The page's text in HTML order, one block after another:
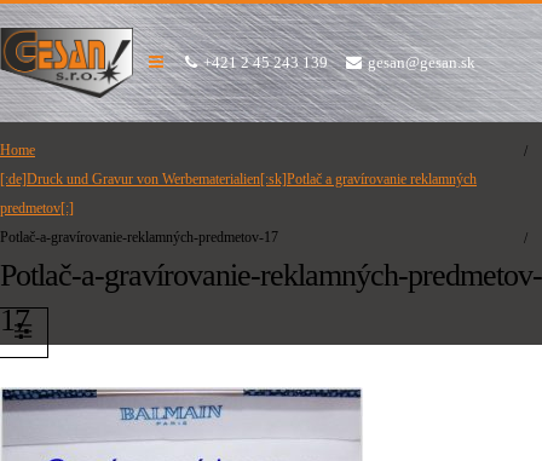
+421 2 45 243 139 gesan@gesan.sk
Home
[:de]Druck und Gravur von Werbematerialien[:sk]Potlač a gravírovanie reklamných
predmetov[:]
Potlač-a-gravírovanie-reklamných-predmetov-17
Potlač-a-gravírovanie-reklamných-predmetov-
17